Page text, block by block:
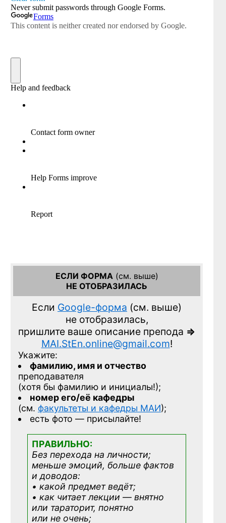
ЕСЛИ ФОРМА(см. выше)
НЕ ОТОБРАЗИЛАСЬ
Если Google-форма (см. выше)
не отобразилась,
пришлите ваше описание препода =>
MAI.StEn.online@gmail.com!
Укажите:
фамилию, имя и отчество
преподавателя
(хотя бы фамилию и инициалы!);
номер его/её кафедры
(см. факультеты и кафедры МАИ);
есть фото — присылайте!
ПРАВИЛЬНО:
Без перехода на личности;
меньше эмоций, больше фактов
и доводов:
• какой предмет ведёт;
• как читает лекции — внятно
или тараторит, понятно
или не очень;